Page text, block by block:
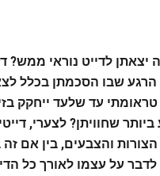
יצאתן לדייט נוראי ממש?
שבו הסכמתן בכלל
עד שלעד ייחקק
שחוויתן? לצערי,
והצבעים, בין אם זה
על עצמו לאורך כל